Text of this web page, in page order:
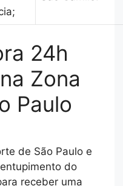
24h
Zona
Paulo
de São Paulo e
do
receber uma